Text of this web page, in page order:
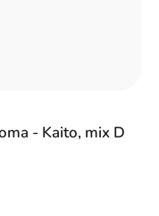
- Kaito, mix D